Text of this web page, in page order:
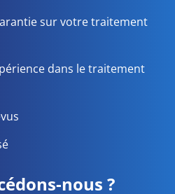
sur votre traitement
dans le traitement
nous ?